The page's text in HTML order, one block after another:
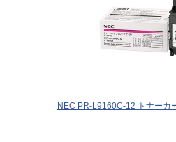
NEC PR-L9160C-12 トナーカ